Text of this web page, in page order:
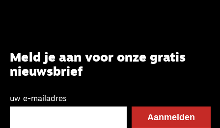
Meld je aan voor onze gratis
nieuwsbrief
uw e-mailadres